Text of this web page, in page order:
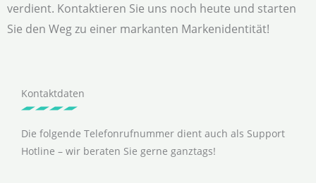
verdient. Kontaktieren Sie uns noch heute und starten
Sie den Weg zu einer markanten Markenidentität!
Kontaktdaten
Die folgende Telefonrufnummer dient auch als Support
Hotline – wir beraten Sie gerne ganztags!